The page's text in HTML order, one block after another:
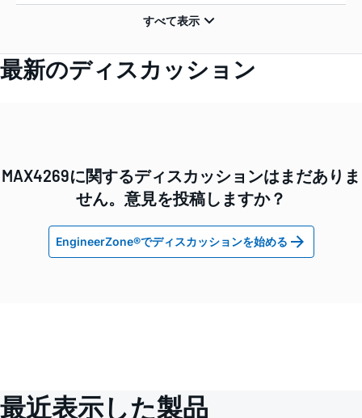
最新のディスカッション
MAX4269に関するディスカッションはまだありま
せん。意見を投稿しますか？
EngineerZone®でディスカッションを始める
最近表示した製品